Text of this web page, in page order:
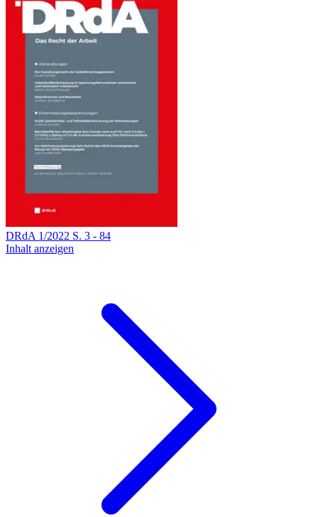
DRdA 1/2022 S. 3 - 84
Inhalt anzeigen